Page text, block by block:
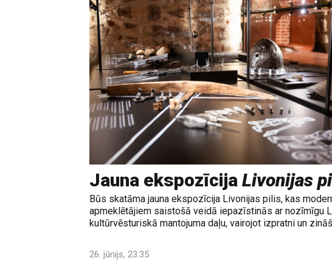
Jauna ekspozīcija Livonijas
Būs skatāma jauna ekspozīcija Livonijas pilis, kas
apmeklētājiem saistošā veidā iepazīstinās ar nozīmīgu
kultūrvēsturiskā mantojuma daļu, vairojot izpratni un
26. jūnijs, 23:35